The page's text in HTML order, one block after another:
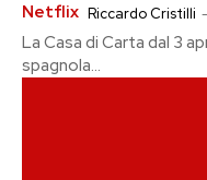
Netflix Riccardo Cristilli -
La Casa di Carta dal 3
spagnola...